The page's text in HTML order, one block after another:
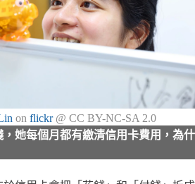
on flickr@ CC BY-NC-SA 2.0
她每個月都有繳清信用卡費用，為什